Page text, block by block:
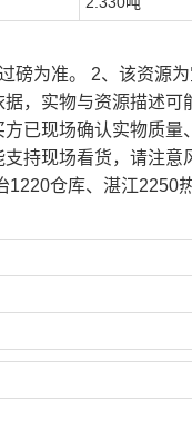
磅为准。 2、该资源
，实物与资源描述
已现场确认实物质
持现场看货，请注
1220仓库、湛江2250